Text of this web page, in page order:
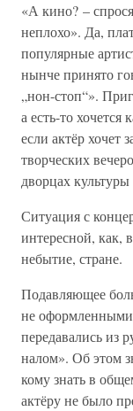
«А кино? –
неплохо». Да,
популярные
нынче принято
„нон-стоп“».
а есть-то
если актёр хочет
творческих
дворцах
Ситуация с
интересной, как,
небытие, стране.
Подавляющее
не
передавались из
налом». Об этом
кому знать в
актёру не было